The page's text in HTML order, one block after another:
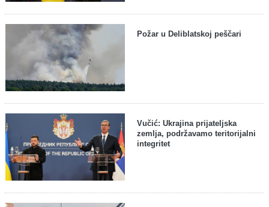
Požar u Deliblatskoj peščari
Vučić: Ukrajina prijateljska
zemlja, podržavamo teritorijalni
integritet